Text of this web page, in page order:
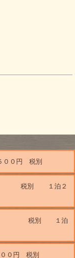
０円 税別
税別 １泊２
税別 １泊
円 税別